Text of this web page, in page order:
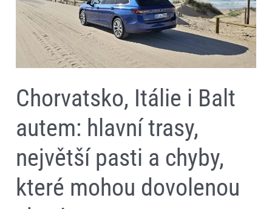
Chorvatsko, Itálie i Balt
autem: hlavní trasy,
největší pasti a chyby,
které mohou dovolenou
největší
pasti
a
chyby,
které
mohou
dovolenou